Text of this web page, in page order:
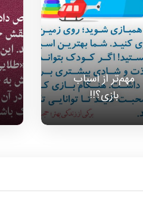
مهم‌تر از اسباب
بازی؟!!